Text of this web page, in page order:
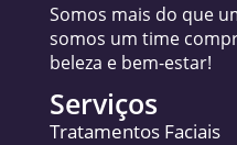
Somos mais do que
somos um time
beleza e bem-estar!
Serviços
Tratamentos Faciais